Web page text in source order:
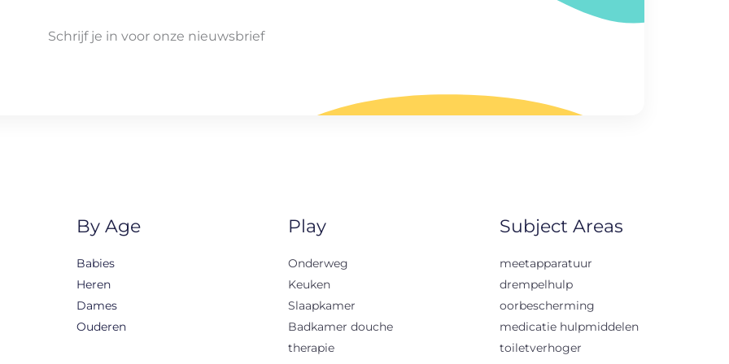
Schrijf je in voor onze nieuwsbrief
By Age
Babies
Heren
Dames
Ouderen
Play
Onderweg
Keuken
Slaapkamer
Badkamer douche
therapie
Subject Areas
meetapparatuur
drempelhulp
oorbescherming
medicatie hulpmiddelen
toiletverhoger